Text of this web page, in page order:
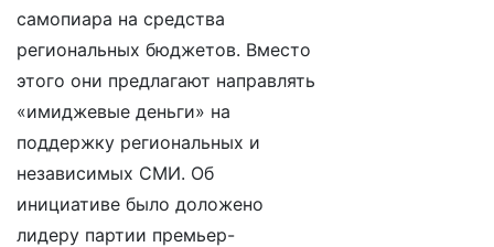
самопиара на средства
региональных бюджетов. Вместо
этого они предлагают направлять
«имиджевые деньги» на
поддержку региональных и
независимых СМИ. Об
инициативе было доложено
лидеру партии премьер-